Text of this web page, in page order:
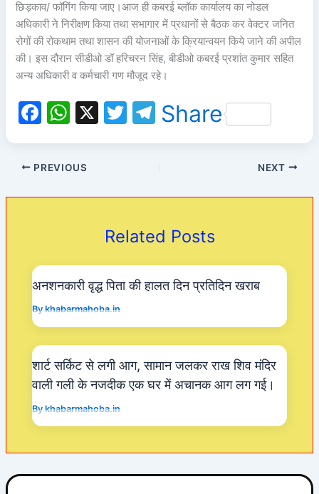
छिड़काव/ फॉगिंग किया जाए।आज ही कबरई ब्लॉक कार्यालय का नोडल
अधिकारी ने निरीक्षण किया तथा सभागार में प्रधानों से बैठक कर वेक्टर जनित
रोगों की रोकथाम तथा शासन की योजनाओं के क्रियान्वयन किये जाने की अपील
की। इस दौरान सीडीओ डॉ हरिचरन सिंह, बीडीओ कबरई प्रशांत कुमार सहित
अन्य अधिकारी व कर्मचारी गण मौजूद रहे।
F
c
e
b
k
W
at
s
A
X
T
T
a
m
Share
PREVIOUS NEXT
Related Posts
अनशनकारी वृद्ध पिता की हालत दिन प्रतिदिन खराब
Bykhabarmahoba.in
शार्ट सर्किट से लगी आग, सामान जलकर राख शिव मंदिर
वाली गली के नजदीक एक घर में अचानक आग लग गई।
Bykhabarmahoba.in